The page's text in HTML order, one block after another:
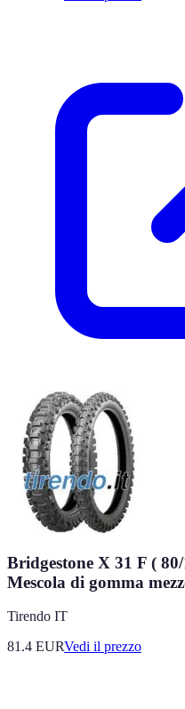
Bridgestone X 31 F (
Mescola di gomma
Tirendo IT
81.4 EURVedi il prezzo